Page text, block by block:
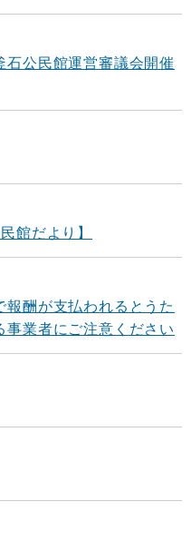
公民館運営審議会開催
館だより】
報酬が支払われるとうた
業者にご注意ください